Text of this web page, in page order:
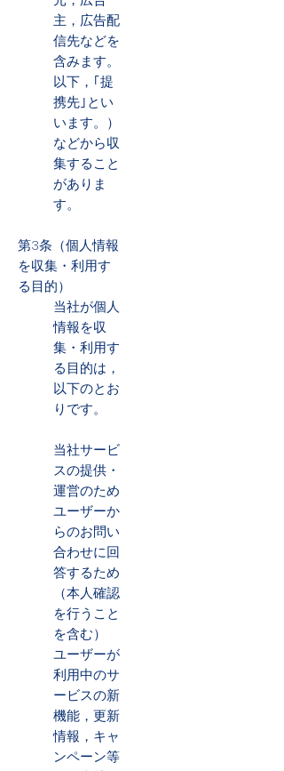
主，広告配
信先などを
含みます。
以下，｢提
携先｣とい
います。）
などから収
集すること
がありま
す。
第3条（個人情報
を収集・利用す
る目的）
当社が個人
情報を収
集・利用す
る目的は，
以下のとお
りです。
当社サービ
スの提供・
運営のため
ユーザーか
らのお問い
合わせに回
答するため
（本人確認
を行うこと
を含む）
ユーザーが
利用中のサ
ービスの新
機能，更新
情報，キャ
ンペーン等